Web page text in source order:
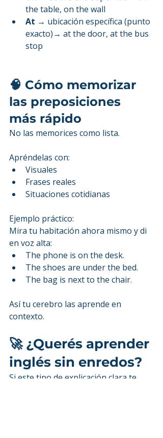
the table, on the wall
At → ubicación específica (punto
exacto)→ at the door, at the bus
stop
🧠 Cómo memorizar
las preposiciones
más rápido
No las memorices como lista.
Apréndelas con:
Visuales
Frases reales
Situaciones cotidianas
Ejemplo práctico:
Mira tu habitación ahora mismo y di
en voz alta:
The phone is on the desk.
The shoes are under the bed.
The bag is next to the chair.
Así tu cerebro las aprende en
contexto.
🚀 ¿Querés aprender
inglés sin enredos?
Si este tipo de explicación clara te